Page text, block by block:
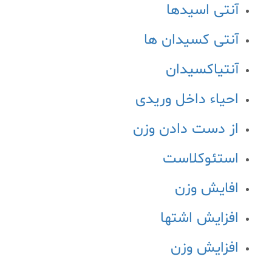
آنتی اسیدها
آنتی کسیدان ها
آنتیاکسیدان
احیاء داخل وریدی
از دست دادن وزن
استئوکلاست
افایش وزن
افزایش اشتها
افزایش وزن